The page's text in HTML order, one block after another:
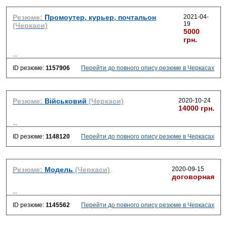
Резюме: Промоутер, курьер, почтальон
(Черкаси)
2021-04-
19
5000
грн.
...
ID резюме: 1157906 Перейти до повного опису резюме в Черкасах
Резюме: Військовий (Черкаси) 2020-10-24
14000 грн.
...
ID резюме: 1148120 Перейти до повного опису резюме в Черкасах
Резюме: Модель (Черкаси) 2020-09-15
договорная
...
ID резюме: 1145562 Перейти до повного опису резюме в Черкасах